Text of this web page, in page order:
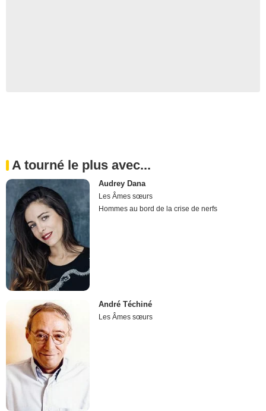
A tourné le plus avec...
Audrey Dana
Les Âmes sœurs
Hommes au bord de la crise de nerfs
André Téchiné
Les Âmes sœurs